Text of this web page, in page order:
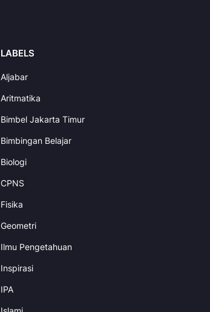
LABELS
Aljabar
Aritmatika
Bimbel Jakarta Timur
Bimbingan Belajar
Biologi
CPNS
Fisika
Geometri
Ilmu Pengetahuan
Inspirasi
IPA